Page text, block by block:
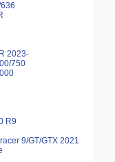
2023-
750
R9
9/GT/GTX 2021